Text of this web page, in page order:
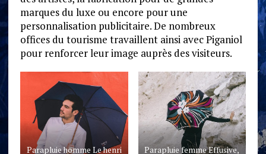
marques du luxe ou encore pour une
personnalisation publicitaire. De nombreux
offices du tourisme travaillent ainsi avec Piganiol
pour renforcer leur image auprès des visiteurs.
Parapluie homme Le henri
Parapluie femme Effusive,